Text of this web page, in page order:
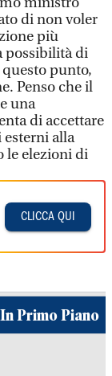
di non voler
più
possibilità di
punto,
Penso che il
una
di accettare
alla
le elezioni di
CLICCA QUI
In Primo Piano